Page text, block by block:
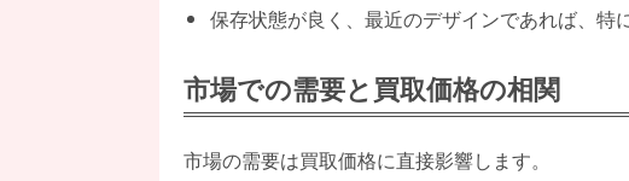
保存状態が良く、最近のデザインであれば、特
市場での需要と買取価格の相関
市場の需要は買取価格に直接影響します。